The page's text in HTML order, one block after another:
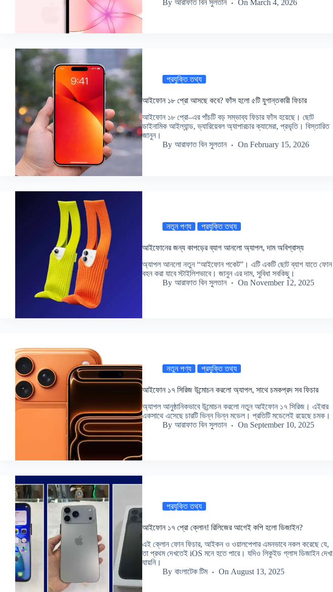
By আরাফাত বিন সুলতান On March 4, 2026
প্রযুক্তি তথ্য
আইফোন ১৮ প্রো আসছে কবে? ফাঁস হলো ৫টি যুগান্তকারী ফিচার
আইফোন ১৮ প্রো–এর পাঁচটি বড় সম্ভাব্য ফিচার ফাঁস হয়েছে। ছোট
ডাইনামিক আইল্যান্ড, ভ্যারিয়েবল অ্যাপারচার ক্যামেরা, প্রভৃতি। বিস্তারিত
জানুন।
By আরাফাত বিন সুলতান On February 15, 2026
নতুন পণ্য প্রযুক্তি তথ্য
আইফোনের জন্য কাপড়ের ব্যাগ আনলো অ্যাপল, দাম অবিশ্বাস্য
অ্যাপল আনলো নতুন “আইফোন পকেট”। এটি একটি ছোট ব্যাগ যাতে ফোন
বহন করা যাবে স্টাইলিশভাবে। জানুন এর দাম, সুবিধা সবকিছু।
By আরাফাত বিন সুলতান On November 12, 2025
নতুন পণ্য প্রযুক্তি তথ্য
আইফোন ১৭ সিরিজ উন্মোচন করলো অ্যাপল, সাথে চমকপ্রদ সব ফিচার
অ্যাপল আনুষ্ঠানিকভাবে উন্মোচন করলো নতুন আইফোন ১৭ সিরিজ। এইবার
একসাথে এসেছে চারটি ভিন্ন ভিন্ন মডেল। প্রতিটি মডেলেই রয়েছে চমক।
By আরাফাত বিন সুলতান On September 10, 2025
প্রযুক্তি তথ্য
আইফোন ১৭ প্রো ক্লোন! রিলিজের আগেই কপি হলো ডিজাইন?
এই ক্লোন ফোন ফিচার, আইকন ও ওয়ালপেপার এমনভাবে নকল করেছে যে,
তা প্রথম দেখতেই iOS মনে হতে পারে। যদিও লিকুইড গ্লাস ডিজাইন দেখা
যায়নি।
By বাংলাটেক টিম On August 13, 2025